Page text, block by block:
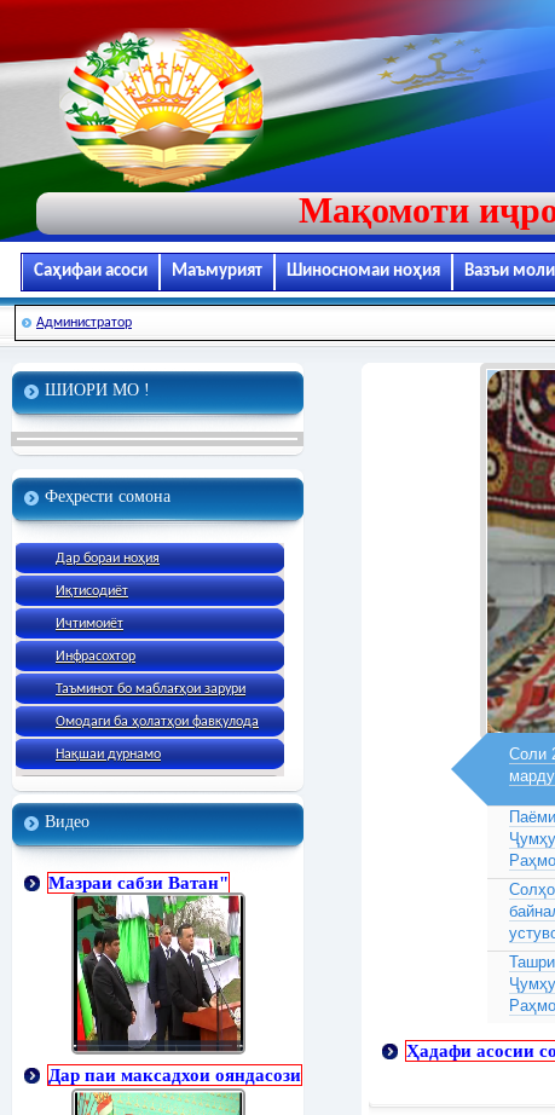
Мақомоти
Саҳифаи асоси Маъмурият Шиносномаи ноҳия Вазъи
Администратор
ШИОРИ МО !
Феҳрести сомона
Дар бораи ноҳия
Иқтисодиёт
Ичтимоиёт
Инфрасохтор
Таъминот бо маблағҳои зарури
Омодаги ба ҳолатҳои фавқулода
Нақшаи дурнамо
Видео
Мазраи сабзи Ватан"
Дар паи максадхои ояндасози
Соли
Ҳадафи асосии